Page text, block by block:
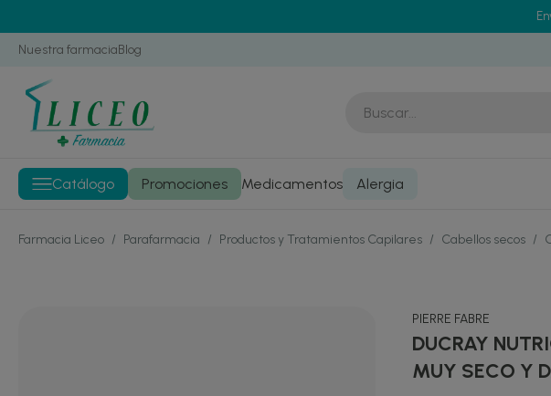
Nuestra farmaciaBlog
Catálogo Promociones Medicamentos Alergia
Farmacia Liceo / Parafarmacia / Productos y Tratamientos Capilares / Cabellos secos /
PIERRE FABRE
DUCRAY
MUY SECO Y